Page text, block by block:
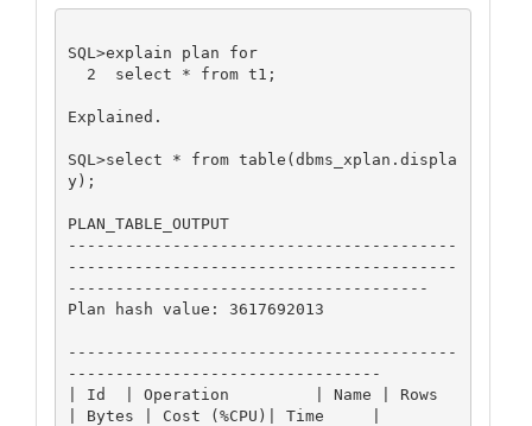
SQL>explain plan for
Explained.
SQL>select * from table(dbms_xplan.displa
y);
PLAN_TABLE_OUTPUT
-----------------------------------------
-----------------------------------------
--------------------------------------
Plan hash value: 3617692013
-----------------------------------------
---------------------------------
| Id  | Operation         | Name | Rows
| Bytes | Cost (%CPU)| Time     |